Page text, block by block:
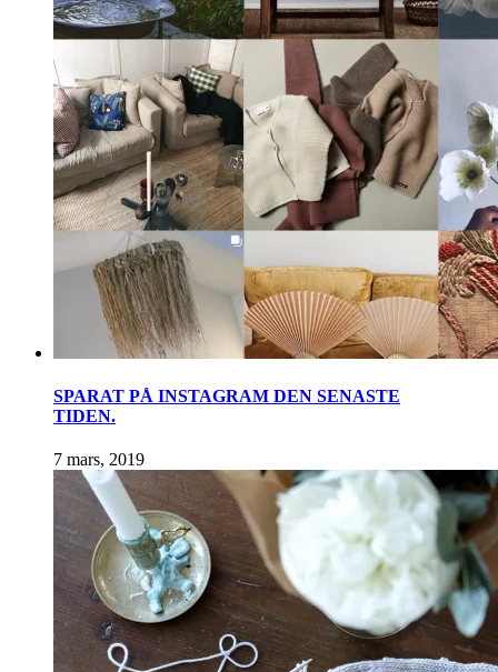
SPARAT PÅ INSTAGRAM DEN SENASTE
TIDEN.
7 mars, 2019